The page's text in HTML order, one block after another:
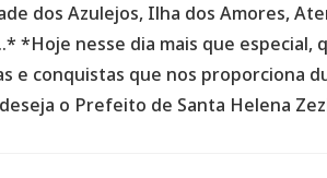
dos Azulejos, Ilha dos Amores,
*Hoje nesse dia mais que especial,
e conquistas que nos proporciona
o Prefeito de Santa Helena